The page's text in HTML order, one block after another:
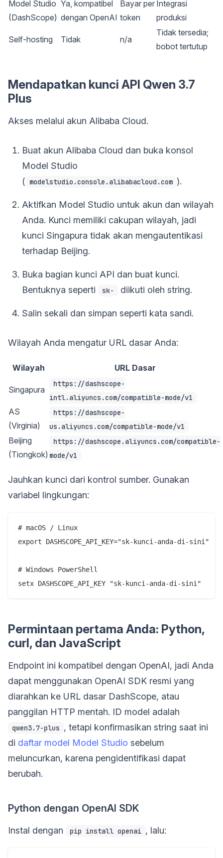
Model Studio
(DashScope)
Ya, kompatibel
dengan OpenAI
Bayar per
token
Integrasi
produksi
Self-hosting Tidak n/a
Tidak tersedia;
bobot tertutup
Mendapatkan kunci API Qwen 3.7
Plus
Akses melalui akun Alibaba Cloud.
Buat akun Alibaba Cloud dan buka konsol
Model Studio
( modelstudio.console.alibabacloud.com ).
Aktifkan Model Studio untuk akun dan wilayah
Anda. Kunci memiliki cakupan wilayah, jadi
kunci Singapura tidak akan mengautentikasi
terhadap Beijing.
Buka bagian kunci API dan buat kunci.
Bentuknya seperti
sk- diikuti oleh string.
Salin sekali dan simpan seperti kata sandi.
Wilayah Anda mengatur URL dasar Anda:
Wilayah URL Dasar
Singapura
https://dashscope-
intl.aliyuncs.com/compatible-mode/v1
AS
(Virginia)
https://dashscope-
us.aliyuncs.com/compatible-mode/v1
Beijing
(Tiongkok)
https://dashscope.aliyuncs.com/compatible-
mode/v1
Jauhkan kunci dari kontrol sumber. Gunakan
variabel lingkungan:
# macOS / Linux
export DASHSCOPE_API_KEY="sk-kunci-anda-di-sini"
# Windows PowerShell
Permintaan pertama Anda: Python,
curl, dan JavaScript
Endpoint ini kompatibel dengan OpenAI, jadi Anda
dapat menggunakan OpenAI SDK resmi yang
diarahkan ke URL dasar DashScope, atau
panggilan HTTP mentah. ID model adalah
qwen3.7-plus , tetapi konfirmasikan string saat ini
di daftar model Model Studio sebelum
meluncurkan, karena pengidentifikasi dapat
berubah.
Python dengan OpenAI SDK
Instal dengan pip install openai , lalu: